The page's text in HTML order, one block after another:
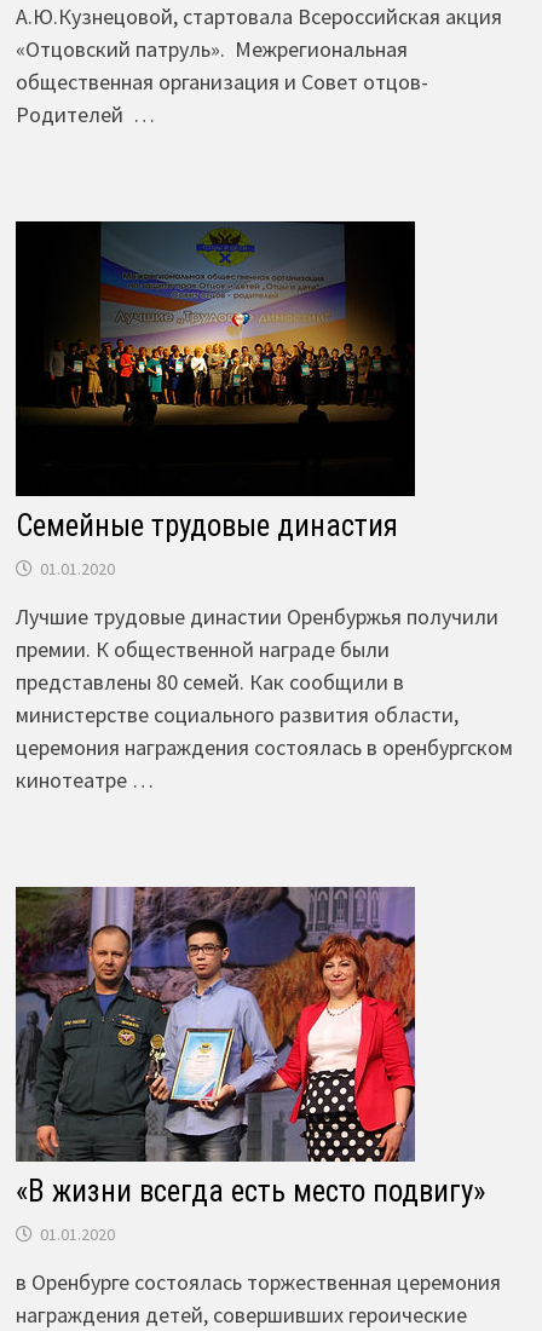
А.Ю.Кузнецовой, стартовала Всероссийская акция
«Отцовский патруль». Межрегиональная
общественная организация и Совет отцов-
Родителей …
Семейные трудовые династия
01.01.2020
Лучшие трудовые династии Оренбуржья получили
премии. К общественной награде были
представлены 80 семей. Как сообщили в
министерстве социального развития области,
церемония награждения состоялась в оренбургском
кинотеатре …
«В жизни всегда есть место подвигу»
01.01.2020
в Оренбурге состоялась торжественная церемония
награждения детей, совершивших героические